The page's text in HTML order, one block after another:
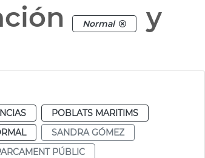
Normal
y
POBLATS MARITIMS
SANDRA GÓMEZ
PÚBLIC